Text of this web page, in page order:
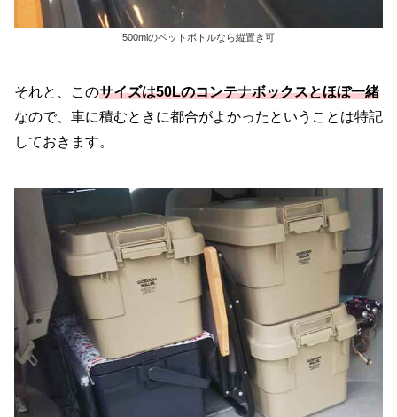
500mlのペットボトルなら縦置き可
それと、このサイズは50Lのコンテナボックスとほぼ一緒
なので、車に積むときに都合がよかったということは特記
しておきます。